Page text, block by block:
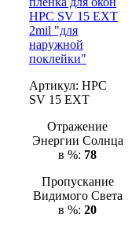
HPC SV 15 EXT
2mil "для
наружной
поклейки"
Артикул: HPC
SV 15 EXT
Отражение
Энергии Солнца
в %: 78
Пропускание
Видимого Света
в %:20